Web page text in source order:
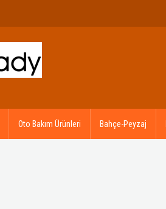
Oto Bakım Ürünleri Bahçe-Peyzaj